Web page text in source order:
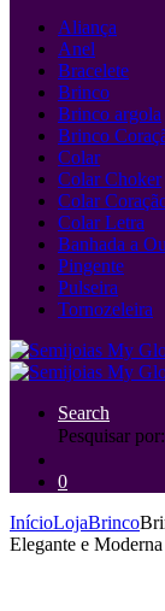
Aliança
Anel
Bracelete
Brinco
Brinco argola
Brinco
Colar
Colar Choker
Colar
Colar Letra
Banhada a
Pingente
Pulseira
Tornozeleira
Search
Pesquisar por:
0
InícioLojaBrinco
Elegante e Moderna